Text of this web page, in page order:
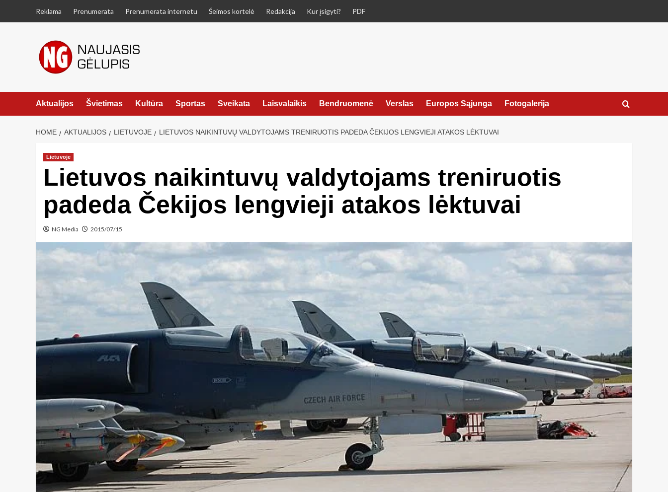
Reklama Prenumerata Prenumerata internetu Šeimos kortelė Redakcija Kur įsigyti? PDF
Aktualijos Švietimas Kultūra Sportas Sveikata Laisvalaikis Bendruomenė Verslas Europos Sąjunga Fotogalerija
HOME AKTUALIJOS LIETUVOJE LIETUVOS NAIKINTUVŲ VALDYTOJAMS TRENIRUOTIS PADEDA ČEKIJOS LENGVIEJI ATAKOS LĖKTUVAI
Lietuvoje
Lietuvos naikintuvų valdytojams treniruotis
padeda Čekijos lengvieji atakos lėktuvai
NG Media 2015/07/15